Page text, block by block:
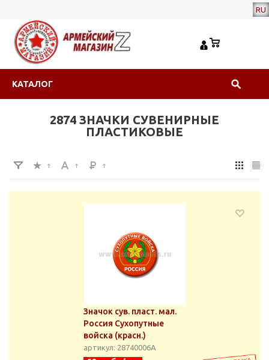
RU
КАТАЛОГ
2874 ЗНАЧКИ СУВЕНИРНЫЕ
ПЛАСТИКОВЫЕ
Значок сув. пласт. мал.
Россия Сухопутные
войска (красн.)
артикул: 28740006А